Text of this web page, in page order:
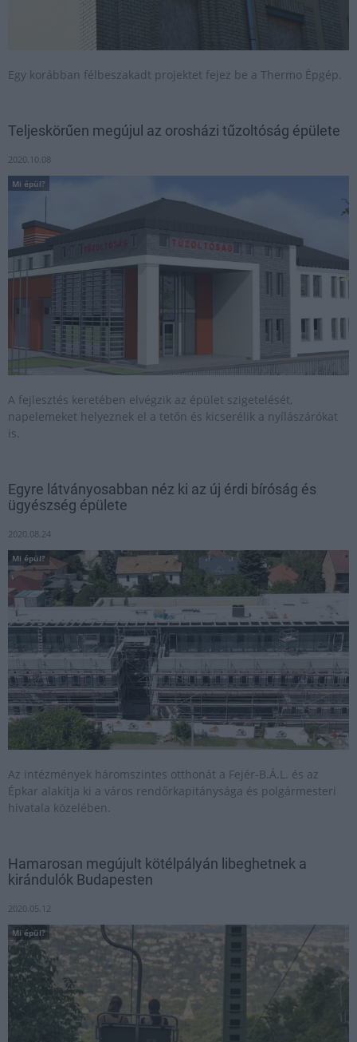
Egy korábban félbeszakadt projektet fejez be a Thermo Épgép.
Teljeskörűen megújul az orosházi tűzoltóság épülete
2020.10.08
Mi épül?
A fejlesztés keretében elvégzik az épület szigetelését,
napelemeket helyeznek el a tetőn és kicserélik a nyílászárókat
is.
Egyre látványosabban néz ki az új érdi bíróság és
ügyészség épülete
2020.08.24
Mi épül?
Az intézmények háromszintes otthonát a Fejér-B.Á.L. és az
Épkar alakítja ki a város rendőrkapitánysága és polgármesteri
hivatala közelében.
Hamarosan megújult kötélpályán libeghetnek a
kirándulók Budapesten
2020.05.12
Mi épül?